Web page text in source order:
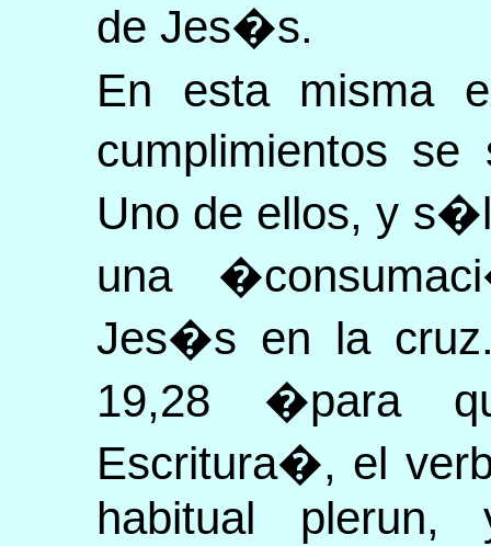
de Jes�s.
En esta misma
cumplimientos
Uno de ellos, y
una
Jes�s en la
19,28 �para
Escritura�, el
habitual